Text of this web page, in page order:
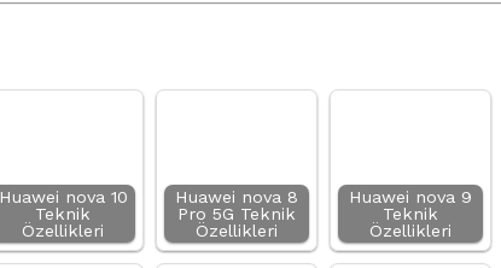
Huawei nova 10
Teknik
Özellikleri
Huawei nova 8
Pro 5G Teknik
Özellikleri
Huawei nova 9
Teknik
Özellikleri